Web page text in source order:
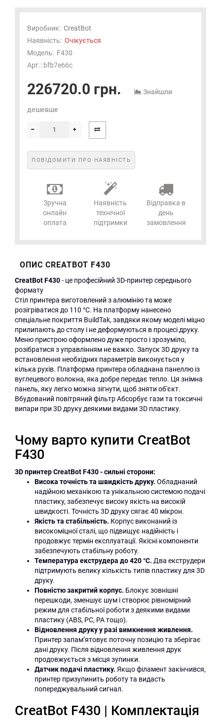
Виробник: CreatBot
Наявність: Очікується
Модель: F430
Арт.: bfb7e66c
226720.0 грн. Знайшли
дешевше
ПОВІДОМИТИ ПРО НАЯВНІСТЬ
Зручна
онлайн
оплата
Наявність
технічної
підтримки
Відправка в
день
замовлення
ОПИС CREATBOT F430
CreatBot F430- це професійний 3D-принтер середнього
формату
Стіл принтера виготовлений з алюмінію та може
розігріватися до 110 °C. На платформу нанесено
спеціальне покриття BuildTak, завдяки якому моделі міцно
прилипають до столу і не деформуються в процесі друку.
Меню пристрою оформлено дуже просто і зрозуміло,
розібратися з управлінням не важко. Запуск 3D друку та
встановлення необхідних параметрів виконується у
кілька рухів. Платформа принтера обладнана панеллю із
вуглецевого волокна, яка добре передає тепло. Ця знімна
панель, яку легко можна зігнути, щоб зняти об'єкт.
Вбудований повітряний фільтр Абсорбує гази та токсичні
випари при 3D друку деякими видами 3D пластику.
Чому варто купити CreatBot
F430
3D принтер CreatBot F430 - сильні сторони:
Висока точність та швидкість друку. Обладнаний
надійною механікою та унікальною системою подачі
пластику, забезпечує високу якість на високій
швидкості. Точність 3D друку сягає 40 мікрон.
Якість та стабільність. Корпус виконаний із
високоміцної сталі, що підвищує надійність і
продовжує термін експлуатації. Якісні компоненти
забезпечують стабільну роботу.
Температура екструдера до 420 °C. Два екструдери
підтримують велику кількість типів пластику для 3D
друку.
Повністю закритий корпус. Блокує зовнішні
перешкоди, зменшує шум і створює рівномірний
режим для стабільної роботи з деякими видами
пластику (ABS, PC, PA тощо).
Відновлення друку у разі вимкнення живлення.
Принтер запам’ятовує поточну позицію та зберігає
дані друку. Після відновлення живлення друк
продовжується з місця зупинки.
Датчик подачі пластику. Якщо філамент закінчився,
принтер призупинить роботу та видасть
попереджувальний сигнал.
CreatBot F430 | Комплектація